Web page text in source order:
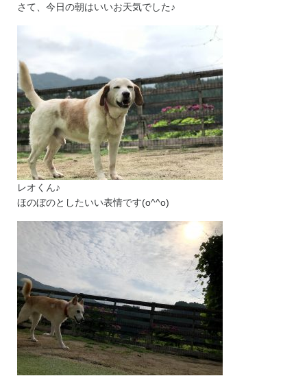
さて、今日の朝はいいお天気でした♪
レオくん♪
ほのぼのとしたいい表情です(o^^o)